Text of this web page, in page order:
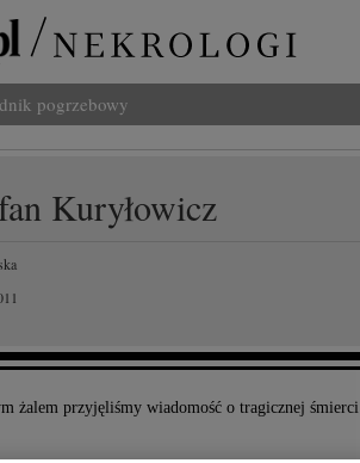
pogrzebowy
Kuryłowicz
żalem przyjęliśmy wiadomość o tragicznej śmierci